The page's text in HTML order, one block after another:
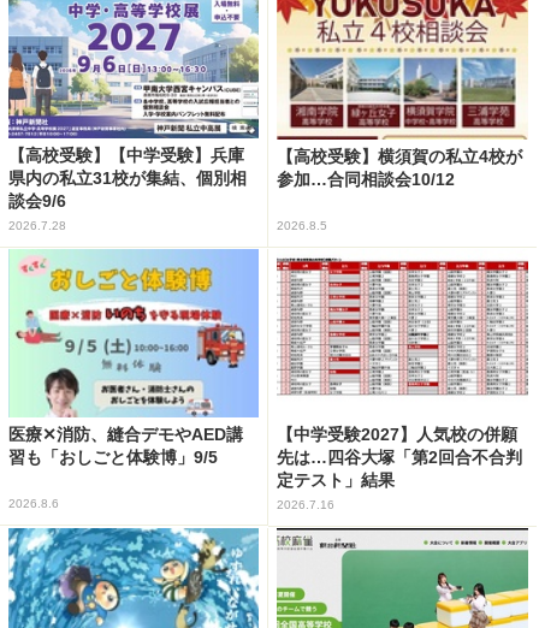
【高校受験】【中学受験】兵庫
県内の私立31校が集結、個別相
談会9/6
2026.7.28
【高校受験】横須賀の私立4校が
参加…合同相談会10/12
2026.8.5
医療✕消防、縫合デモやAED講
習も「おしごと体験博」9/5
2026.8.6
【中学受験2027】人気校の併願
先は…四谷大塚「第2回合不合判
定テスト」結果
2026.7.16